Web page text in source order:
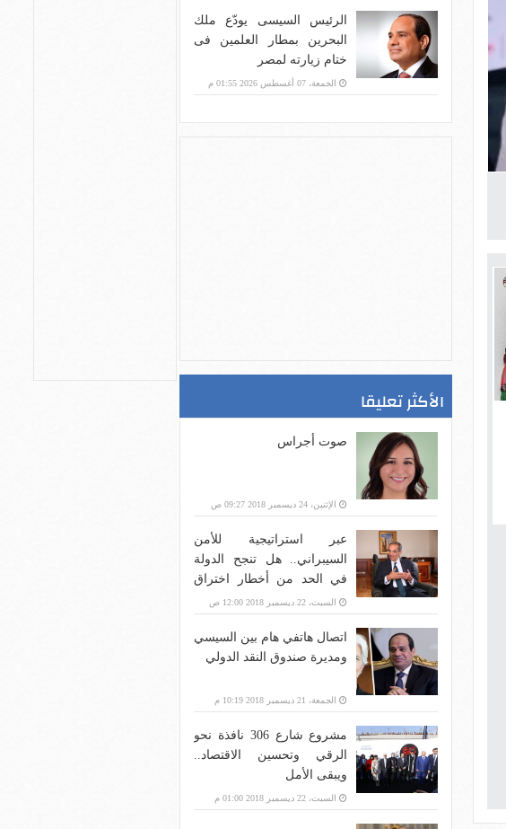
الرئيس السيسى يودّع ملك
البحرين بمطار العلمين فى
ختام زيارته لمصر
الجمعة، 07 أغسطس 2026 01:55 م
الأكثر تعليقا
صوت أجراس
الإثنين، 24 ديسمبر 2018 09:27 ص
عبر استراتيجية للأمن
السيبراني.. هل تنجح الدولة
في الحد من أخطار اختراق
بنية الاتصالات؟
السبت، 22 ديسمبر 2018 12:00 ص
اتصال هاتفي هام بين السيسي
ومديرة صندوق النقد الدولي
الجمعة، 21 ديسمبر 2018 10:19 م
مشروع شارع 306 نافذة نحو
الرقي وتحسين الاقتصاد..
ويبقى الأمل
السبت، 22 ديسمبر 2018 01:00 م